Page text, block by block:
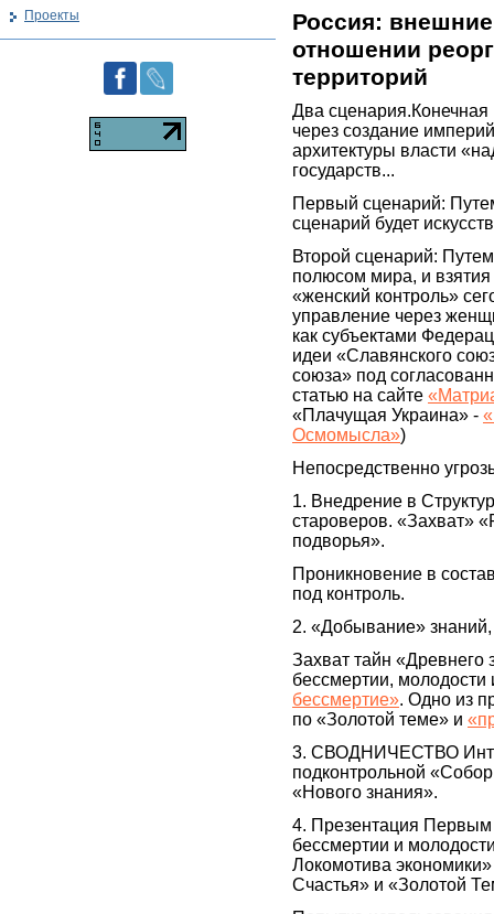
Россия:
отношении
территорий
Два сценария.Конечная
через создание
архитектуры власти
государств...
Первый сценарий:
сценарий будет
Второй сценарий:
полюсом мира, и
«женский контроль»
управление через
как субъектами
идеи «Славянского
союза» под
статью на сайте
«Плачущая Украина» -
Осмомысла»)
Непосредственно
1. Внедрение в
староверов. «Захват»
подворья».
Проникновение в
под контроль.
2. «Добывание»
Захват тайн «Древнего
бессмертии,
бессмертие». Одно из
по «Золотой теме» и
3. СВОДНИЧЕСТВО
подконтрольной
«Нового знания».
4. Презентация Первым
бессмертии и
Локомотива
Счастья» и «Золотой
Проекты